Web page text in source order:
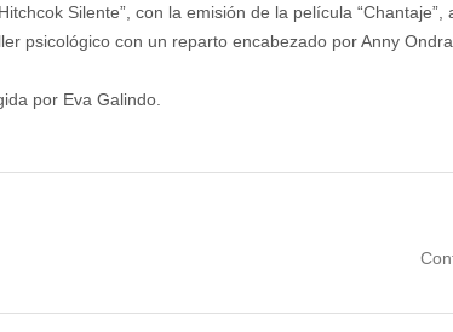
Silente”, con la emisión de la película “Chantaje”,
psicológico con un reparto encabezado por Anny
por Eva Galindo.